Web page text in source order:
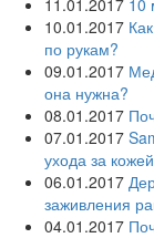
11.01.2017 10
10.01.2017
по рукам?
09.01.2017
она нужна?
08.01.2017
07.01.2017
ухода за
06.01.2017
заживления
04.01.2017